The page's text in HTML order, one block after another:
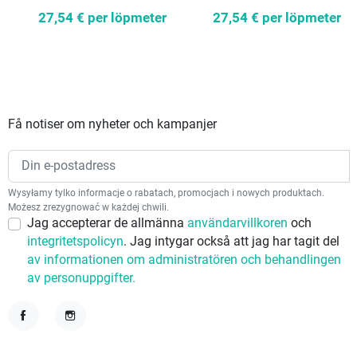
27,54 € per löpmeter
27,54 € per löpmeter
Få notiser om nyheter och kampanjer
Wysyłamy tylko informacje o rabatach, promocjach i nowych produktach.
Możesz zrezygnować w każdej chwili.
Jag accepterar de allmänna användarvillkoren och
integritetspolicyn. Jag intygar också att jag har tagit del
av informationen om administratören och behandlingen
av personuppgifter.